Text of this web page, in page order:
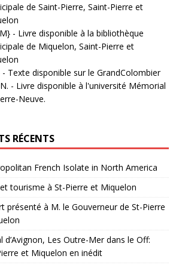
de Saint-Pierre, Saint-Pierre et
- Livre disponible à la bibliothèque
de Miquelon, Saint-Pierre et
- Texte disponible sur le GrandColombier
- Livre disponible à l'université Mémorial
Neuve.
RÉCENTS
French Isolate in North America
tourisme à St-Pierre et Miquelon
présenté à M. le Gouverneur de St-Pierre
d’Avignon, Les Outre-Mer dans le Off:
et Miquelon en inédit